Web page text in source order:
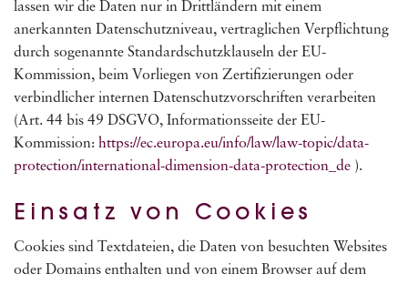
lassen wir die Daten nur in Drittländern mit einem
anerkannten Datenschutzniveau, vertraglichen Verpflichtung
durch sogenannte Standardschutzklauseln der EU-
Kommission, beim Vorliegen von Zertifizierungen oder
verbindlicher internen Datenschutzvorschriften verarbeiten
(Art. 44 bis 49 DSGVO, Informationsseite der EU-
Kommission: https://ec.europa.eu/info/law/law-topic/data-
protection/international-dimension-data-protection_de ).
Einsatz von Cookies
Cookies sind Textdateien, die Daten von besuchten Websites
oder Domains enthalten und von einem Browser auf dem